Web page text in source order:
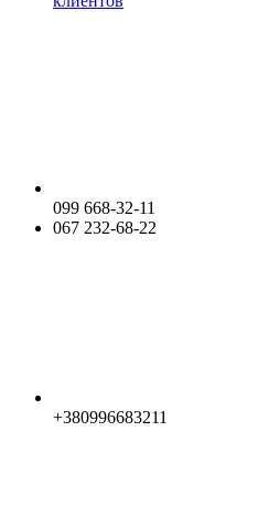
099 668-32-11
067 232-68-22
+380996683211